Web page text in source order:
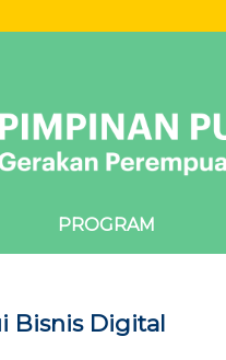
PROGRAM
Bisnis Digital